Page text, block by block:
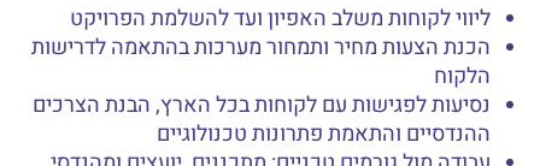
ליווי לקוחות משלב האפיון ועד להשלמת הפרויקט
הכנת הצעות מחיר ותמחור מערכות בהתאמה לדרישות
הלקוח
נסיעות לפגישות עם לקוחות בכל הארץ, הבנת הצרכים
ההנדסיים והתאמת פתרונות טכנולוגיים